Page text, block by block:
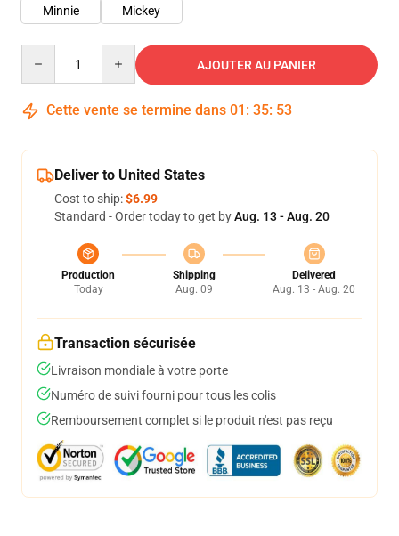
Minnie
Mickey
AJOUTER AU PANIER
Cette vente se termine dans 01 : 35: 50
Deliver to United States
Cost to ship:$6.99
Standard - Order today to get byAug. 13 - Aug. 20
Production
Today
Shipping
Aug. 09
Delivered
Aug. 13 - Aug. 20
Transaction sécurisée
Livraison mondiale à votre porte
Numéro de suivi fourni pour tous les colis
Remboursement complet si le produit n'est pas reçu